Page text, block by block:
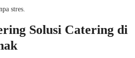
stres.
Solusi Catering di